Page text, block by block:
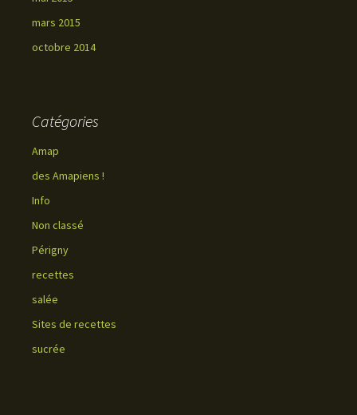
mars 2015
octobre 2014
Catégories
Amap
des Amapiens !
Info
Non classé
Périgny
recettes
salée
Sites de recettes
sucrée